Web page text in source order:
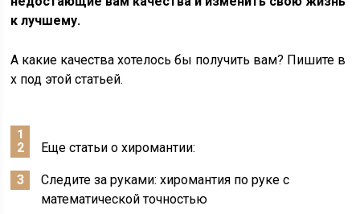
к лучшему.
А какие качества хотелось бы получить вам? Пишите в
х под этой статьей.
Еще статьи о хиромантии:
Следите за руками: хиромантия по руке с
математической точностью